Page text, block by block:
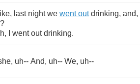
like, last night we went out drinking, and,
?
, went out drinking.
, uh-- And, uh-- We, uh--